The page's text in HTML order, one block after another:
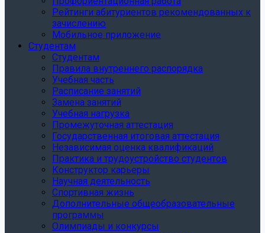
Рейтинги абитуриентов рекомендованных к
зачислению
Мобильное приложение
Студентам
Студентам
Правила внутреннего распорядка
Учебная часть
Расписание занятий
Замена занятий
Учебная нагрузка
Промежуточная аттестация
Государственная итоговая аттестация
Независимая оценка квалификаций
Практика и трудоустройство студентов
Конструктор карьеры
Научная деятельность
Спортивная жизнь
Дополнительные общеобразовательные
программы
Олимпиады и конкурсы